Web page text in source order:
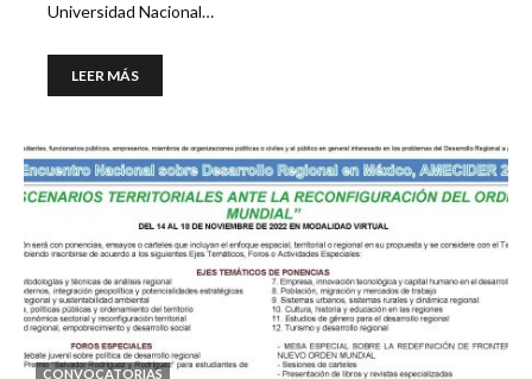
Universidad Nacional…
LEER MÁS
CONVOCATORIAS